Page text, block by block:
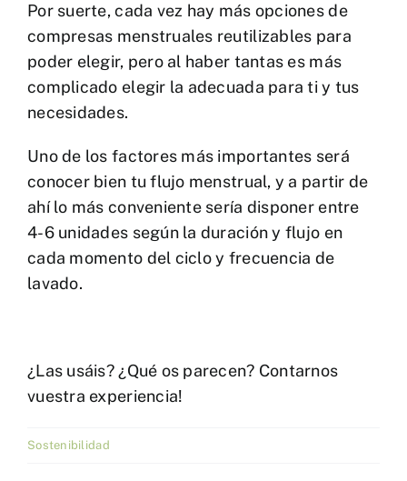
Por suerte, cada vez hay más opciones de
compresas menstruales reutilizables para
poder elegir, pero al haber tantas es más
complicado elegir la adecuada para ti y tus
necesidades.
Uno de los factores más importantes será
conocer bien tu flujo menstrual, y a partir de
ahí lo más conveniente sería disponer entre
4-6 unidades según la duración y flujo en
cada momento del ciclo y frecuencia de
lavado.
¿Las usáis? ¿Qué os parecen? Contarnos
vuestra experiencia!
Sostenibilidad